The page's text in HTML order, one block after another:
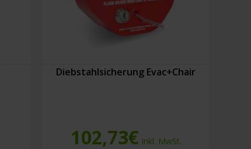
Diebstahlsicherung Evac+Chair
102,73€ Inkl. MwSt.